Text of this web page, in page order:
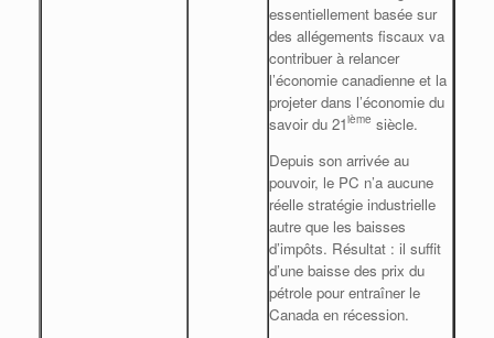
essentiellement basée sur
des allégements fiscaux va
contribuer à relancer
l’économie canadienne et la
projeter dans l’économie du
savoir du 21ième siècle.
Depuis son arrivée au
pouvoir, le PC n’a aucune
réelle stratégie industrielle
autre que les baisses
d’impôts. Résultat : il suffit
d’une baisse des prix du
pétrole pour entraîner le
Canada en récession.